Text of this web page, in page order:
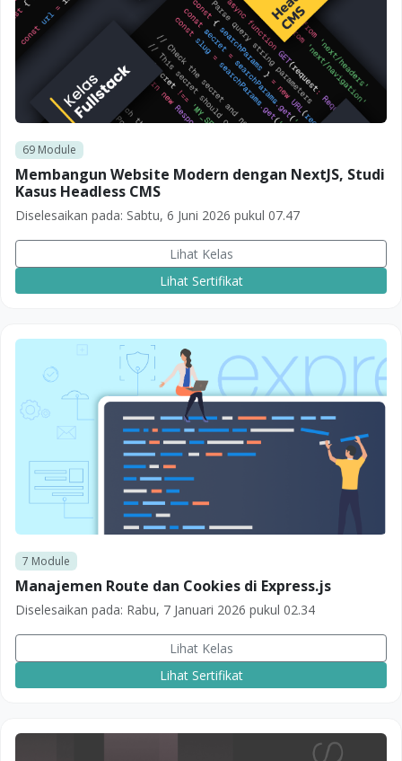
69Module
Membangun Website Modern dengan NextJS, Studi
Kasus Headless CMS
Diselesaikan pada: Sabtu, 6 Juni 2026 pukul 07.47
Lihat Kelas
Lihat Sertifikat
7 Module
Manajemen Route dan Cookies di Express.js
Diselesaikan pada: Rabu, 7 Januari 2026 pukul 02.34
Lihat Kelas
Lihat Sertifikat